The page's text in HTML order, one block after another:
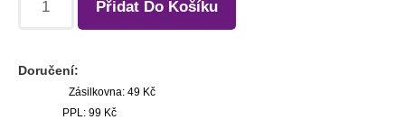
Přidat Do Košíku
Doručení:
Zásilkovna: 49 Kč
PPL: 99 Kč